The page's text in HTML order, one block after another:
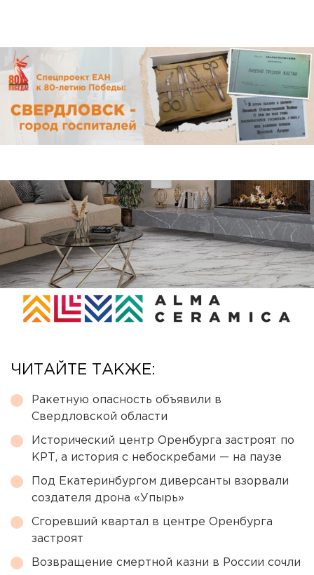
ЧИТАЙТЕ ТАКЖЕ:
Ракетную опасность объявили в
Свердловской области
Исторический центр Оренбурга застроят по
КРТ, а история с небоскребами — на паузе
Под Екатеринбургом диверсанты взорвали
создателя дрона «Упырь»
Сгоревший квартал в центре Оренбурга
застроят
Возвращение смертной казни в России сочли